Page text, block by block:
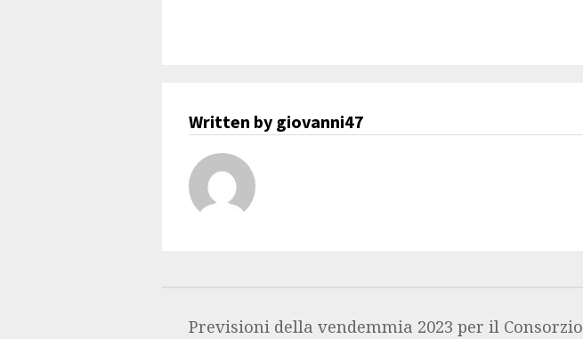
Written by giovanni47
Previsioni della vendemmia 2023 per il Consorzio